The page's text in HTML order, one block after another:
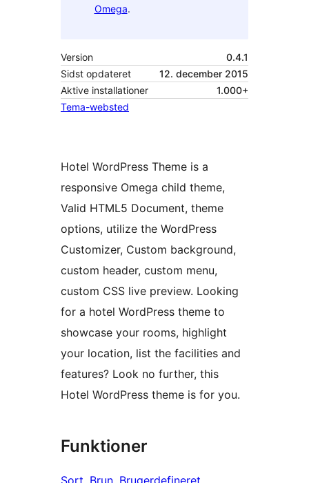
Omega.
Version
0.4.1
Sidst opdateret
12. december 2015
Aktive installationer
1.000+
Tema-websted
Hotel WordPress Theme is a
responsive Omega child theme,
Valid HTML5 Document, theme
options, utilize the WordPress
Customizer, Custom background,
custom header, custom menu,
custom CSS live preview. Looking
for a hotel WordPress theme to
showcase your rooms, highlight
your location, list the facilities and
features? Look no further, this
Hotel WordPress theme is for you.
Funktioner